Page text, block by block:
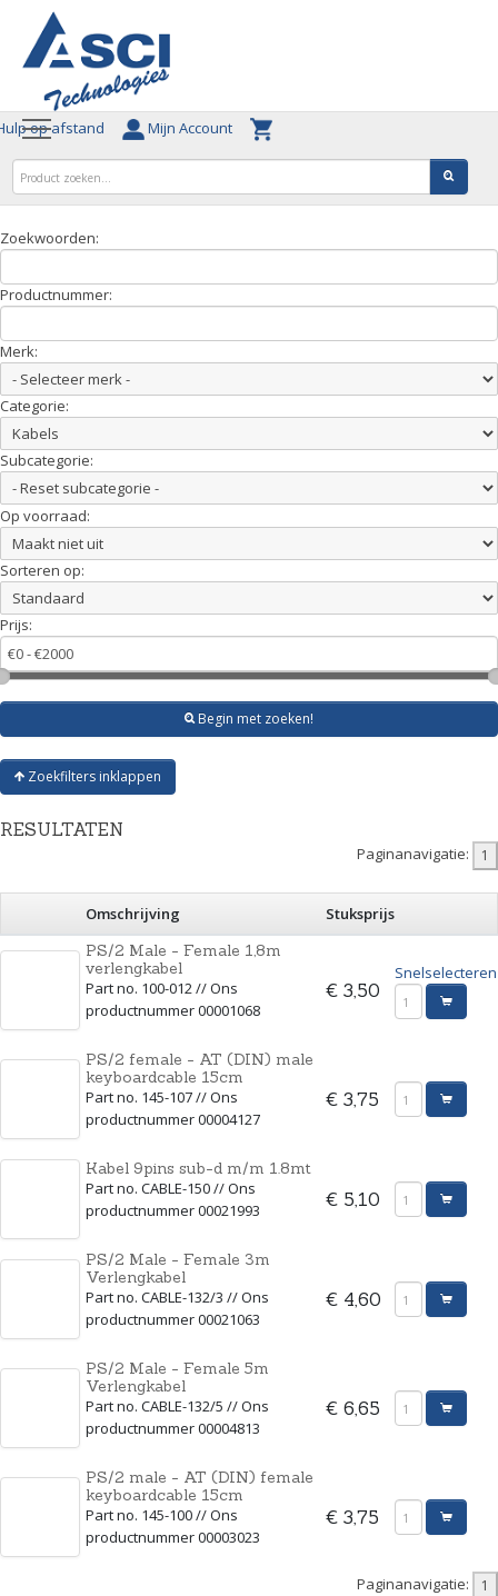
op afstand Mijn Account
Zoekwoorden:
Productnummer:
Merk:
Categorie:
Subcategorie:
Op voorraad:
Sorteren op:
Prijs:
Begin met zoeken!
Zoekfilters inklappen
RESULTATEN
Paginanavigatie:
Omschrijving
Stuksprijs
PS/2 Male - Female 1,8m
verlengkabel
Part no. 100-012 // Ons
productnummer 00001068
€ 3,50
Snelselecteren
PS/2 female - AT (DIN) male
keyboardcable 15cm
Part no. 145-107 // Ons
productnummer 00004127
€ 3,75
Kabel 9pins sub-d m/m 1.8mt
Part no. CABLE-150 // Ons
productnummer 00021993
€ 5,10
PS/2 Male - Female 3m
Verlengkabel
Part no. CABLE-132/3 // Ons
productnummer 00021063
€ 4,60
PS/2 Male - Female 5m
Verlengkabel
Part no. CABLE-132/5 // Ons
productnummer 00004813
€ 6,65
PS/2 male - AT (DIN) female
keyboardcable 15cm
Part no. 145-100 // Ons
productnummer 00003023
€ 3,75
Paginanavigatie: